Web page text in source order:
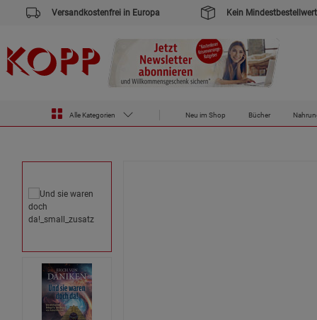
Versandkostenfrei in Europa Kein Mindestbestellwert
Alle Kategorien Neu im Shop Bücher